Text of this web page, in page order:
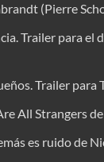
(Pierre
Trailer para el
Trailer para
All Strangers
es ruido de